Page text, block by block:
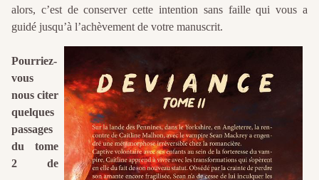
alors, c’est de conserver cette intention sans faille qui vous a
guidé jusqu’à l’achèvement de votre manuscrit.
Pourriez-
vous
nous citer
quelques
passages
du tome
2 de